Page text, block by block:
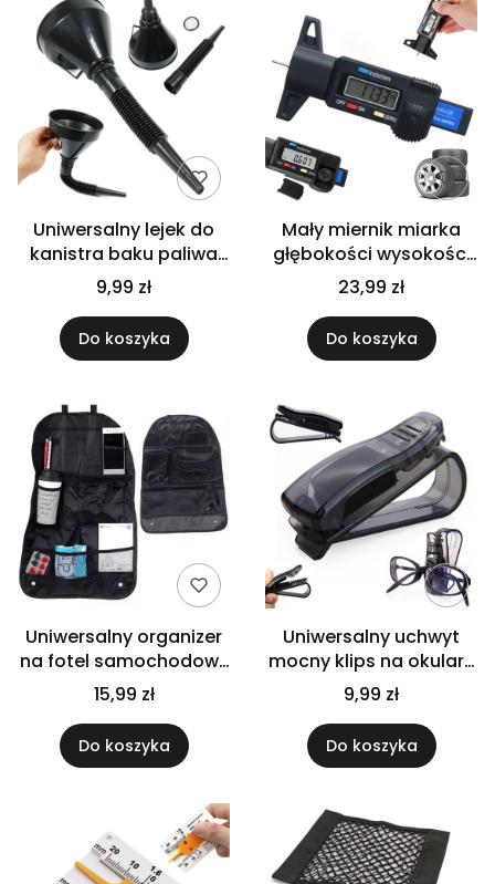
Uniwersalny lejek do
kanistra baku paliwa
płynów oleju duży z
sitkiem
9,99 zł
Do koszyka
Mały miernik miarka
głębokości wysokości
bieżnika wskaźnik
zużycia opon
23,99 zł
Do koszyka
Uniwersalny organizer
na fotel samochodowy
ochroniacz osłona
wodoodporna
15,99 zł
Do koszyka
Uniwersalny uchwyt
mocny klips na okulary
funkcjonalny wieszak
do samochodu
9,99 zł
Do koszyka